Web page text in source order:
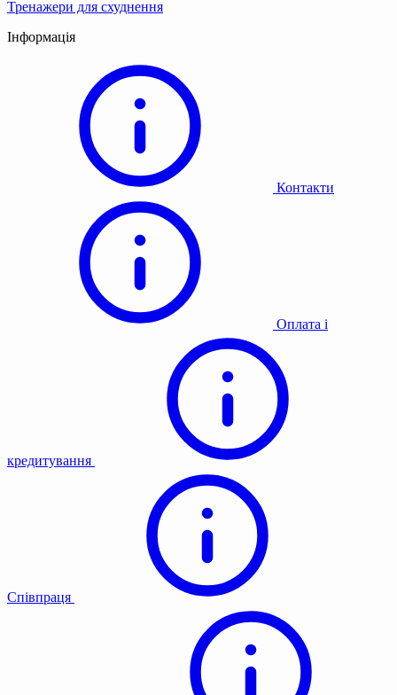
Тренажери для схуднення
Інформація
Контакти
Оплата і
кредитування
Співпраця